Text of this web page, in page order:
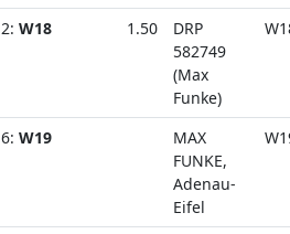
2: W18 1.50
DRP
582749
(Max
Funke)
6: W19
MAX
FUNKE,
Adenau-
Eifel